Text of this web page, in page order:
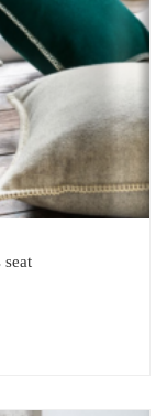
seat